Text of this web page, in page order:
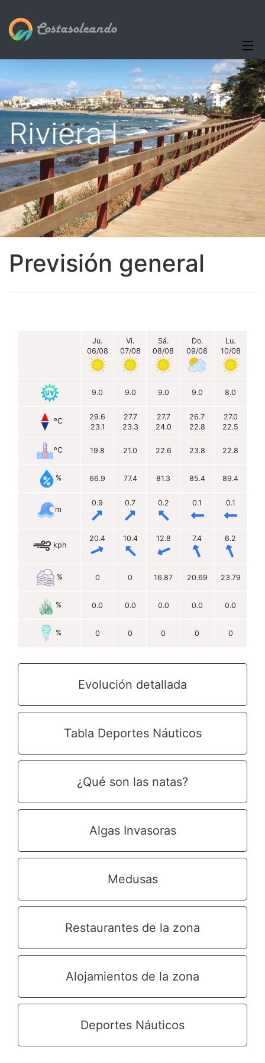
Costasoleando
Riviera I
Previsión general
Ju.
06/08
Vi.
07/08
Sá.
08/08
Do.
09/08
Lu.
10/08
9.0 9.0 9.0 9.0 8.0
ºC
29.6
23.1
27.7
23.3
27.7
24.0
26.7
22.8
27.0
22.5
ºC 19.8 21.0 22.6 23.8 22.8
% 66.9 77.4 81.3 85.4 89.4
m
0.9 0.7 0.2 0.1 0.1
kph
20.4 10.4 12.8 7.4 6.2
% 0 0 16.87 20.69 23.79
% 0.0 0.0 0.0 0.0 0.0
% 0 0 0 0 0
Evolución detallada
Tabla Deportes Náuticos
¿Qué son las natas?
Algas Invasoras
Medusas
Restaurantes de la zona
Alojamientos de la zona
Deportes Náuticos